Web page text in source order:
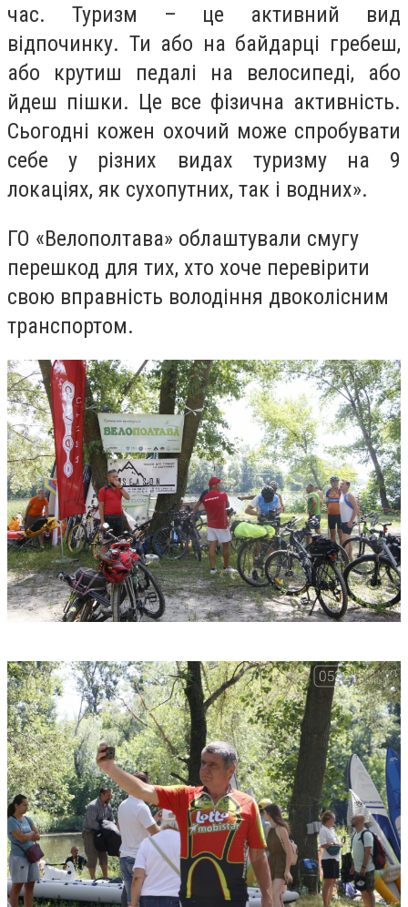
час. Туризм – це активний вид
відпочинку. Ти або на байдарці гребеш,
або крутиш педалі на велосипеді, або
йдеш пішки. Це все фізична активність.
Сьогодні кожен охочий може спробувати
себе у різних видах туризму на 9
локаціях, як сухопутних, так і водних».
ГО «Велополтава» облаштували смугу
перешкод для тих, хто хоче перевірити
свою вправність володіння двоколісним
транспортом.